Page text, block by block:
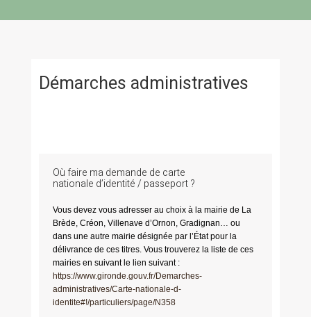
Démarches administratives
Où faire ma demande de carte
nationale d’identité / passeport ?
Vous devez vous adresser au choix à la mairie de La
Brède, Créon, Villenave d’Ornon, Gradignan… ou
dans une autre mairie désignée par l’État pour la
délivrance de ces titres. Vous trouverez la liste de ces
mairies en suivant le lien suivant :
https://www.gironde.gouv.fr/Demarches-
administratives/Carte-nationale-d-
identite#!/particuliers/page/N358